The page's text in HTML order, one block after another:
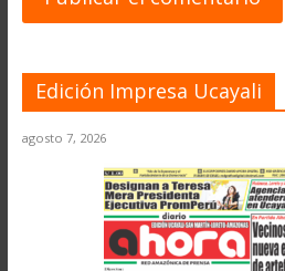
Edición Impresa Ucayali
agosto 7, 2026